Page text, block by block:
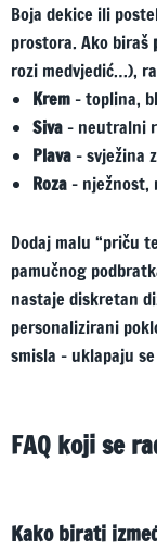
Boja dekice ili
prostora. Ako biraš
rozi medvjedić…),
Krem– toplina,
Siva– neutralni
Plava– svježina
Roza– nježnost,
Dodaj malu “priču
pamučnog
nastaje diskretan
personalizirani
smisla – uklapaju
FAQ koji se
Kako birati